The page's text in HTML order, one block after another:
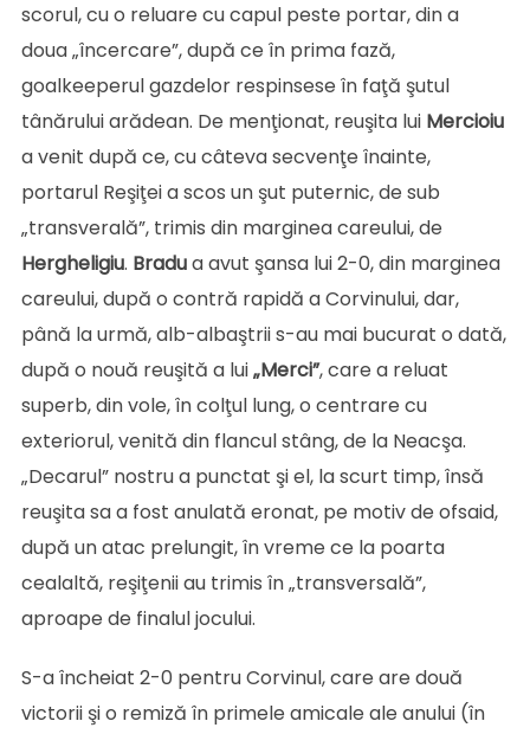
scorul, cu o reluare cu capul peste portar, din a
doua „încercare”, după ce în prima fază,
goalkeeperul gazdelor respinsese în faţă şutul
tânărului arădean. De menţionat, reuşita lui Mercioiu
a venit după ce, cu câteva secvenţe înainte,
portarul Reşiţei a scos un şut puternic, de sub
„transverală”, trimis din marginea careului, de
Hergheligiu. Bradua avut şansa lui 2-0, din marginea
careului, după o contră rapidă a Corvinului, dar,
până la urmă, alb-albaştrii s-au mai bucurat o dată,
după o nouă reuşită a lui„Merci”, care a reluat
superb, din vole, în colţul lung, o centrare cu
exteriorul, venită din flancul stâng, de la Neacşa.
„Decarul” nostru a punctat şi el, la scurt timp, însă
reuşita sa a fost anulată eronat, pe motiv de ofsaid,
după un atac prelungit, în vreme ce la poarta
cealaltă, reşiţenii au trimis în „transversală”,
aproape de finalul jocului.
S-a încheiat 2-0 pentru Corvinul, care are două
victorii şi o remiză în primele amicale ale anului (în